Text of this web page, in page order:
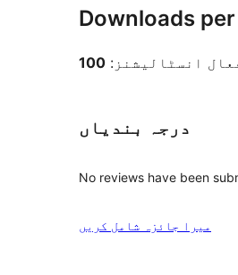
Downloads
انسٹالیشنز:
درجہ بندیاں
No reviews have been
میرا جائزہ شامل کریں